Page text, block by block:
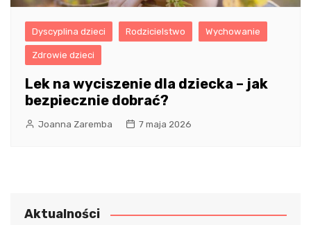
Dyscyplina dzieci Rodzicielstwo Wychowanie
Zdrowie dzieci
Lek na wyciszenie dla dziecka – jak
bezpiecznie dobrać?
Joanna Zaremba 7 maja 2026
Aktualności